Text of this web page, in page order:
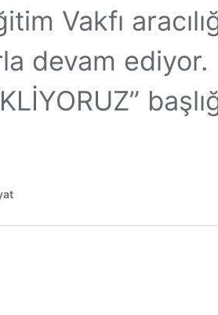
Vakfı
devam